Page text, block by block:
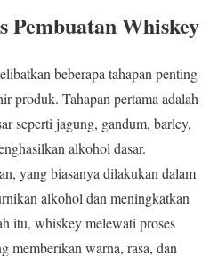
Pembuatan Whiskey
beberapa tahapan penting
produk. Tahapan pertama adalah
seperti jagung, gandum, barley,
alkohol dasar.
yang biasanya dilakukan dalam
alkohol dan meningkatkan
itu, whiskey melewati proses
memberikan warna, rasa, dan